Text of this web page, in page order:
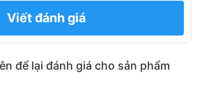
Viết đánh giá
để lại đánh giá cho sản phẩm